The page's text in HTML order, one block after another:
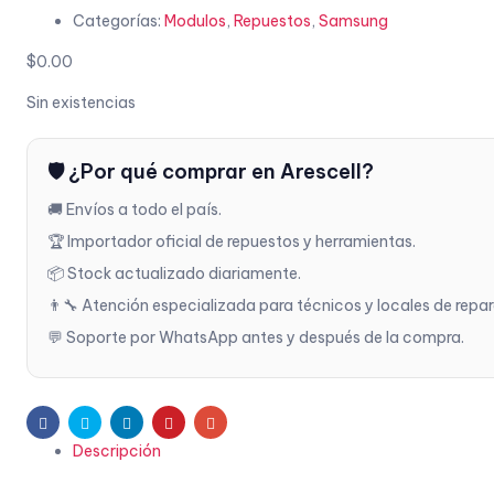
Categorías: Modulos, Repuestos, Samsung
$0.00
Sin existencias
🛡️ ¿Por qué comprar en Arescell?
🚚 Envíos a todo el país.
🏆 Importador oficial de repuestos y herramientas.
📦 Stock actualizado diariamente.
👨‍🔧 Atención especializada para técnicos y locales de
💬 Soporte por WhatsApp antes y después de la compra.
FacebookTwitter LinkedinPinterestEmail
Descripción